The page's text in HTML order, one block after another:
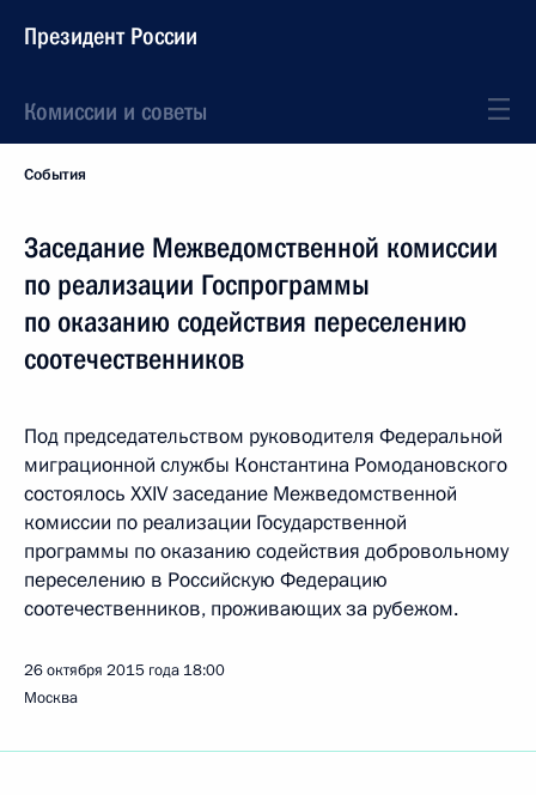
Президент России
Комиссии и советы
События
Заседание Межведомственной комиссии
по реализации Госпрограммы
по оказанию содействия переселению
соотечественников
Под председательством руководителя Федеральной
миграционной службы Константина Ромодановского
состоялось XXIV заседание Межведомственной
комиссии по реализации Государственной
программы по оказанию содействия добровольному
переселению в Российскую Федерацию
соотечественников, проживающих за рубежом.
26 октября 2015 года 18:00
Москва